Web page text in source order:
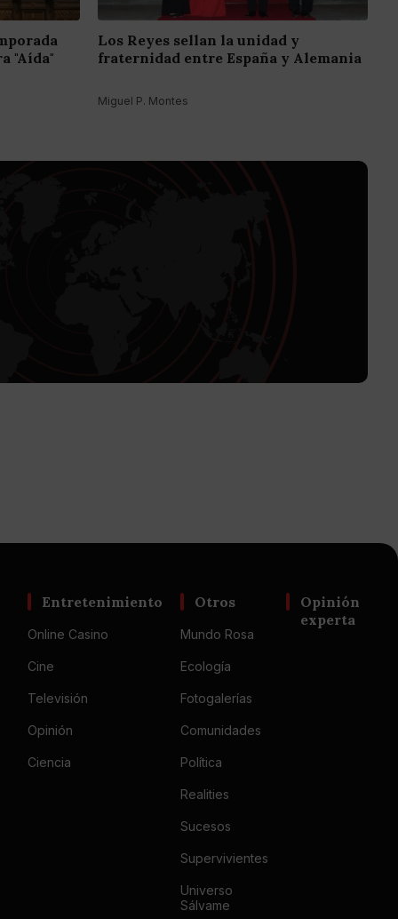
"Aída"
Los Reyes sellan la unidad y
fraternidad entre España y Alemania
Miguel P. Montes
Entretenimiento
Online Casino
Cine
Televisión
Opinión
Ciencia
Otros
Mundo Rosa
Ecología
Fotogalerías
Comunidades
Política
Realities
Sucesos
Supervivientes
Universo
Sálvame
Opinión
experta